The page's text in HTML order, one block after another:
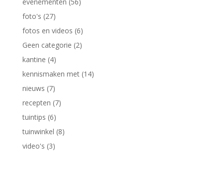
foto's (27)
fotos en videos (6)
Geen categorie (2)
kantine (4)
kennismaken met (14)
nieuws (7)
recepten (7)
tuintips (6)
tuinwinkel (8)
video's (3)